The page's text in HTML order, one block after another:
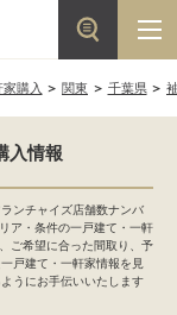
購入 関東 千葉県
入情報
ンチャイズ店舗数ナンバ
ア・条件の一戸建て・一軒
ご希望に合った間取り、予
戸建て・一軒家情報を見
うにお手伝いいたします